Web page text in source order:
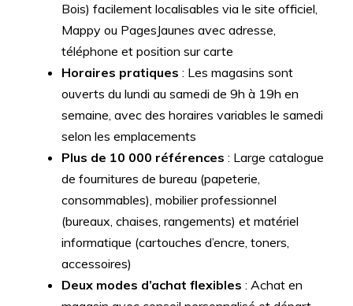
Bois) facilement localisables via le site officiel,
Mappy ou PagesJaunes avec adresse,
téléphone et position sur carte
Horaires pratiques : Les magasins sont
ouverts du lundi au samedi de 9h à 19h en
semaine, avec des horaires variables le samedi
selon les emplacements
Plus de 10 000 références : Large catalogue
de fournitures de bureau (papeterie,
consommables), mobilier professionnel
(bureaux, chaises, rangements) et matériel
informatique (cartouches d’encre, toners,
accessoires)
Deux modes d’achat flexibles : Achat en